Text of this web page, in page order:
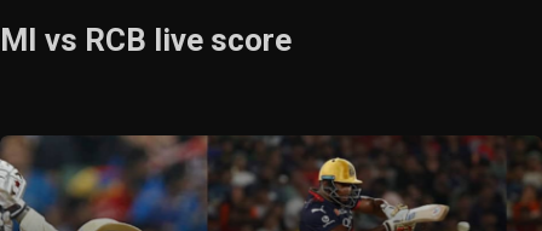
MI vs RCB live score